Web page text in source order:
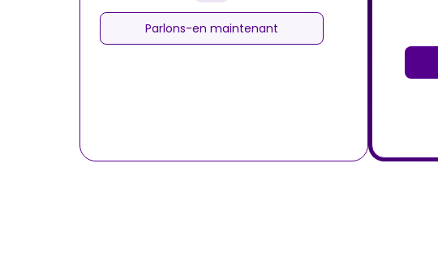
Parlons-en maintenant